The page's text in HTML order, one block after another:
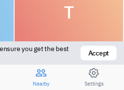
T
you get the best
Accept
Nearby Settings